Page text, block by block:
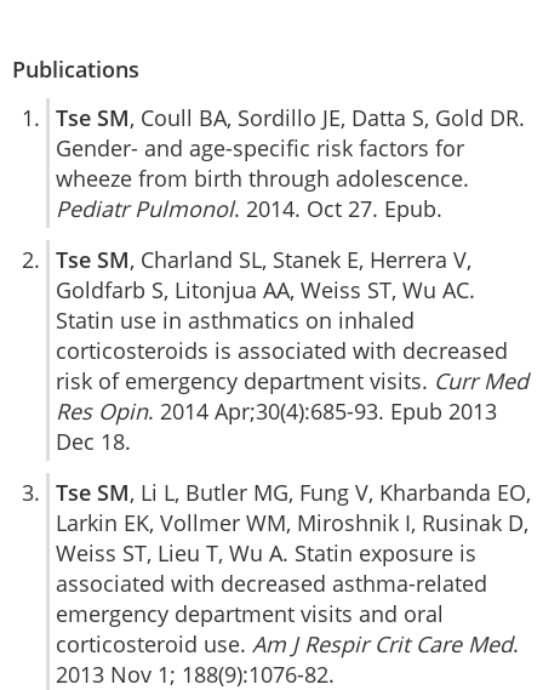
Publications
Tse SM, Coull BA, Sordillo JE, Datta S, Gold DR.
Gender- and age-specific risk factors for
wheeze from birth through adolescence.
Pediatr Pulmonol. 2014. Oct 27. Epub.
Tse SM, Charland SL, Stanek E, Herrera V,
Goldfarb S, Litonjua AA, Weiss ST, Wu AC.
Statin use in asthmatics on inhaled
corticosteroids is associated with decreased
risk of emergency department visits. Curr Med
Res Opin. 2014 Apr;30(4):685-93. Epub 2013
Dec 18.
Tse SM, Li L, Butler MG, Fung V, Kharbanda EO,
Larkin EK, Vollmer WM, Miroshnik I, Rusinak D,
Weiss ST, Lieu T, Wu A. Statin exposure is
associated with decreased asthma-related
emergency department visits and oral
corticosteroid use. Am J Respir Crit Care Med.
2013 Nov 1; 188(9):1076-82.